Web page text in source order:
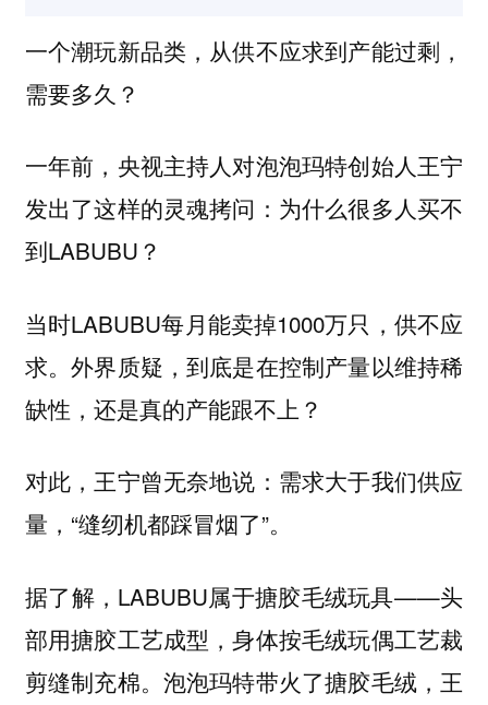
一个潮玩新品类，从供不应求到产能过剩，
需要多久？
一年前，央视主持人对泡泡玛特创始人王宁
发出了这样的灵魂拷问：为什么很多人买不
到LABUBU？
当时LABUBU每月能卖掉1000万只，供不应
求。外界质疑，到底是在控制产量以维持稀
缺性，还是真的产能跟不上？
对此，王宁曾无奈地说：需求大于我们供应
量，“缝纫机都踩冒烟了”。
据了解，LABUBU属于搪胶毛绒玩具——头
部用搪胶工艺成型，身体按毛绒玩偶工艺裁
剪缝制充棉。泡泡玛特带火了搪胶毛绒，王